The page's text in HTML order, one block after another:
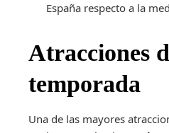
España respecto a la
Atracciones
temporada
Una de las mayores